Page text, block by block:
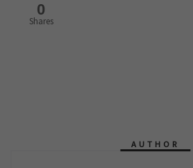
0
Shares
AUTHOR